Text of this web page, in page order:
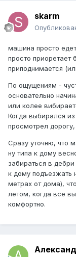
skarm
машина просто
просто приоретает
приподнимается
По ощущениям -
основательно
или колее
Когда выбирался
просмотрел
Сразу уточню, что
ну типа к дому
забираться в
к дому подъезжать
метрах от дома),
летом, когда все
комфортно.